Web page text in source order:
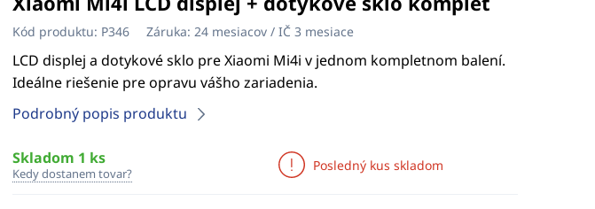
Kód produktu: P346 Záruka: 24 mesiacov / IČ 3 mesiace
LCD displej a dotykové sklo pre Xiaomi Mi4i v jednom kompletnom balení.
Ideálne riešenie pre opravu vášho zariadenia.
Podrobný popis produktu
Skladom 1 ks
Kedy dostanem tovar?
Posledný kus skladom